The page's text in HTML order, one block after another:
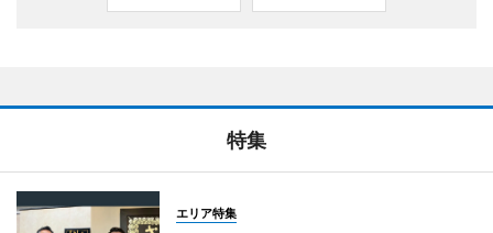
特集
エリア特集